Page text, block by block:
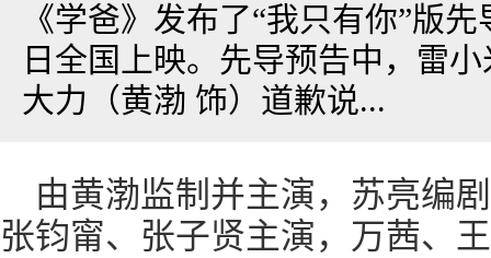
《学爸》发布了“我只有你”版
日全国上映。先导预告中，雷
大力（黄渤 饰）道歉说...
由黄渤监制并主演，苏亮编
张钧甯、张子贤主演，万茜、